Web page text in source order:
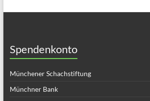
Spendenkonto
Münchener Schachstiftung
Münchner Bank